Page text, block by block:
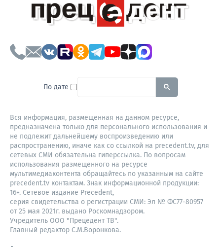
По дате To search this site, enter a
Вся информация, размещенная на данном ресурсе,
предназначена только для персонального использования и
не подлежит дальнейшему воспроизведению или
распространению, иначе как со ссылкой на precedent.tv, для
сетевых СМИ обязательна гиперссылка. По вопросам
использования размещенного на ресурсе
мультимедиаконтента обращайтесь по указанным на сайте
precedent.tv контактам. Знак информационной продукции:
16+. Сетевое издание Precedent,
серия свидетельства о регистрации СМИ: Эл № ФС77-80957
от 25 мая 2021г. выдано Роскомнадзором.
Учредитель ООО "Прецедент ТВ".
Главный редактор С.М.Воронкова.